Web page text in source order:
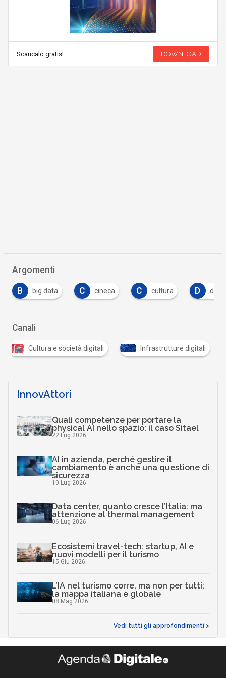
Scaricalo gratis! DOWNLOAD
Argomenti
C cineca C cultura D data E
Canali
Cultura e società digitali Infrastrutture digitali
InnovAttori
Quali competenze per portare la
physical AI nello spazio: il caso Sitael
22 Lug 2026
AI in azienda, perché gestire il
cambiamento è anche una questione di
sicurezza
10 Lug 2026
Data center, quanto cresce l’Italia: ma
attenzione al thermal management
06 Lug 2026
Ecosistemi travel-tech: startup, AI e
nuovi modelli per il turismo
15 Giu 2026
L’IA nel turismo corre, ma non per tutti:
la mappa italiana e globale
08 Mag 2026
Vedi tutti gli approfondimenti >